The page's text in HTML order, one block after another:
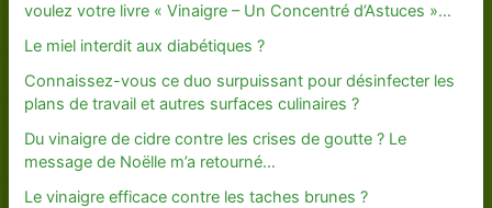
voulez votre livre « Vinaigre – Un Concentré d’Astuces »…
Le miel interdit aux diabétiques ?
Connaissez-vous ce duo surpuissant pour désinfecter les
plans de travail et autres surfaces culinaires ?
Du vinaigre de cidre contre les crises de goutte ? Le
message de Noëlle m’a retourné…
Le vinaigre efficace contre les taches brunes ?